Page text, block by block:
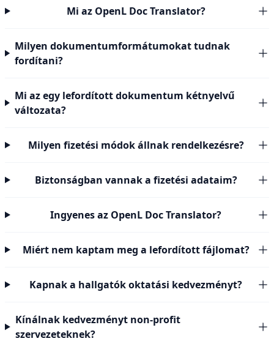
Mi az OpenL Doc Translator?
Milyen dokumentumformátumokat tudnak
fordítani?
Mi az egy lefordított dokumentum kétnyelvű
változata?
Milyen fizetési módok állnak rendelkezésre?
Biztonságban vannak a fizetési adataim?
Ingyenes az OpenL Doc Translator?
Miért nem kaptam meg a lefordított fájlomat?
Kapnak a hallgatók oktatási kedvezményt?
Kínálnak kedvezményt non-profit
szervezeteknek?